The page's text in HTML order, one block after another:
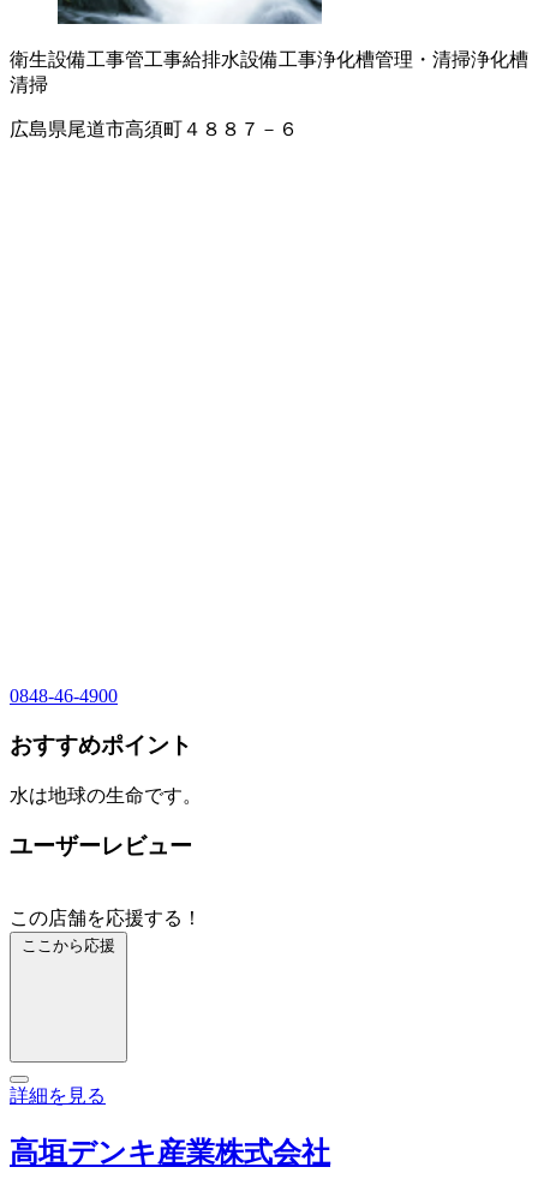
衛生設備工事管工事給排水設備工事浄化槽管理・清掃浄化槽
清掃
広島県尾道市高須町４８８７－６
0848-46-4900
おすすめポイント
水は地球の生命です。
ユーザーレビュー
この店舗を応援する！
ここから応援
詳細を見る
高垣デンキ産業株式会社